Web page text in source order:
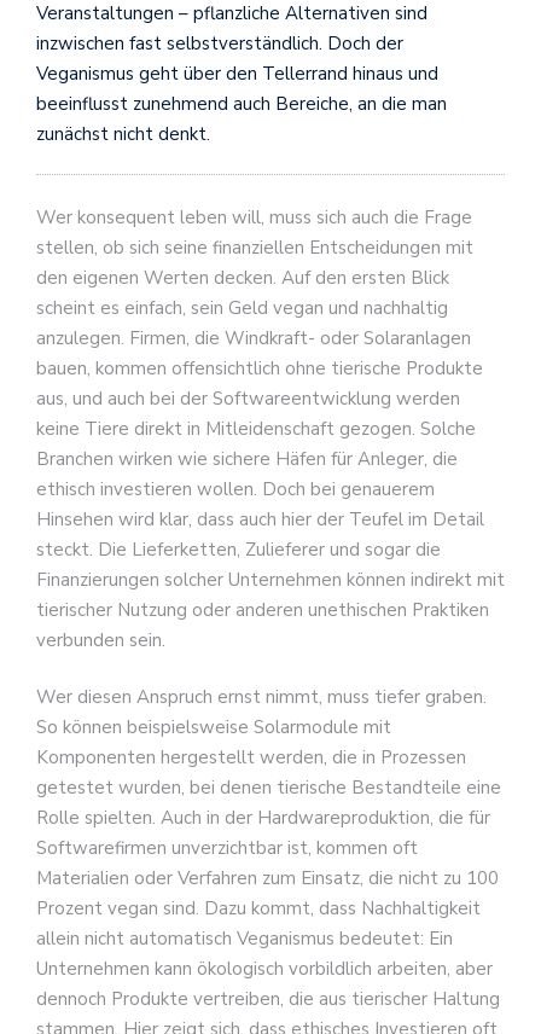
Veranstaltungen – pflanzliche Alternativen sind
inzwischen fast selbstverständlich. Doch der
Veganismus geht über den Tellerrand hinaus und
beeinflusst zunehmend auch Bereiche, an die man
zunächst nicht denkt.
Wer konsequent leben will, muss sich auch die Frage
stellen, ob sich seine finanziellen Entscheidungen mit
den eigenen Werten decken. Auf den ersten Blick
scheint es einfach, sein Geld vegan und nachhaltig
anzulegen. Firmen, die Windkraft- oder Solaranlagen
bauen, kommen offensichtlich ohne tierische Produkte
aus, und auch bei der Softwareentwicklung werden
keine Tiere direkt in Mitleidenschaft gezogen. Solche
Branchen wirken wie sichere Häfen für Anleger, die
ethisch investieren wollen. Doch bei genauerem
Hinsehen wird klar, dass auch hier der Teufel im Detail
steckt. Die Lieferketten, Zulieferer und sogar die
Finanzierungen solcher Unternehmen können indirekt mit
tierischer Nutzung oder anderen unethischen Praktiken
verbunden sein.
Wer diesen Anspruch ernst nimmt, muss tiefer graben.
So können beispielsweise Solarmodule mit
Komponenten hergestellt werden, die in Prozessen
getestet wurden, bei denen tierische Bestandteile eine
Rolle spielten. Auch in der Hardwareproduktion, die für
Softwarefirmen unverzichtbar ist, kommen oft
Materialien oder Verfahren zum Einsatz, die nicht zu 100
Prozent vegan sind. Dazu kommt, dass Nachhaltigkeit
allein nicht automatisch Veganismus bedeutet: Ein
Unternehmen kann ökologisch vorbildlich arbeiten, aber
dennoch Produkte vertreiben, die aus tierischer Haltung
stammen. Hier zeigt sich, dass ethisches Investieren oft